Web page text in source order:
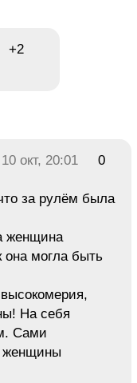
+2
10 окт, 20:01 0
за рулём была
женщина
она могла быть
На себя
Сами
женщины